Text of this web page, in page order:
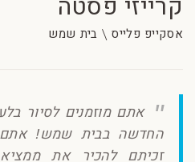
קרייזי פסטה
אסקייפ פלייס \ בית שמש
אתם מוזמנים לסיור
החדשה בבית שמש! אתם,
זכיתם להכיר את